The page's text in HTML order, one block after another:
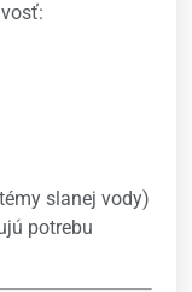
slanej vody)
potrebu